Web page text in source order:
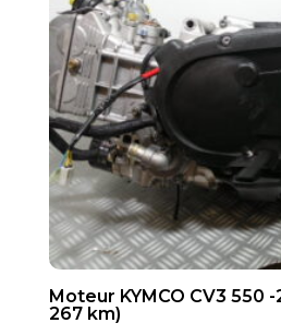
Moteur KYMCO CV3 550
267 km)